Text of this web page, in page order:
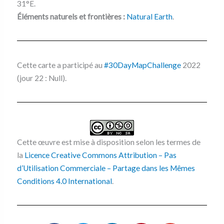
31°E.
Éléments naturels et frontières : Natural Earth.
Cette carte a participé au #30DayMapChallenge2022
(jour 22 : Null).
Cette œuvre est mise à disposition selon les termes de
la Licence Creative Commons Attribution – Pas
d’Utilisation Commerciale – Partage dans les Mêmes
Conditions 4.0 International.